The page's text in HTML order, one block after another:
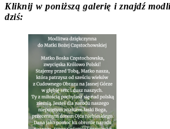
Kliknij w poniższą galerię i znajdź
dziś: